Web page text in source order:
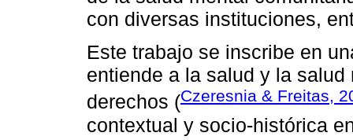
con diversas instituciones,
Este trabajo se inscribe en
entiende a la salud y la
derechos (Czeresnia & Freitas,
contextual y socio-histórica